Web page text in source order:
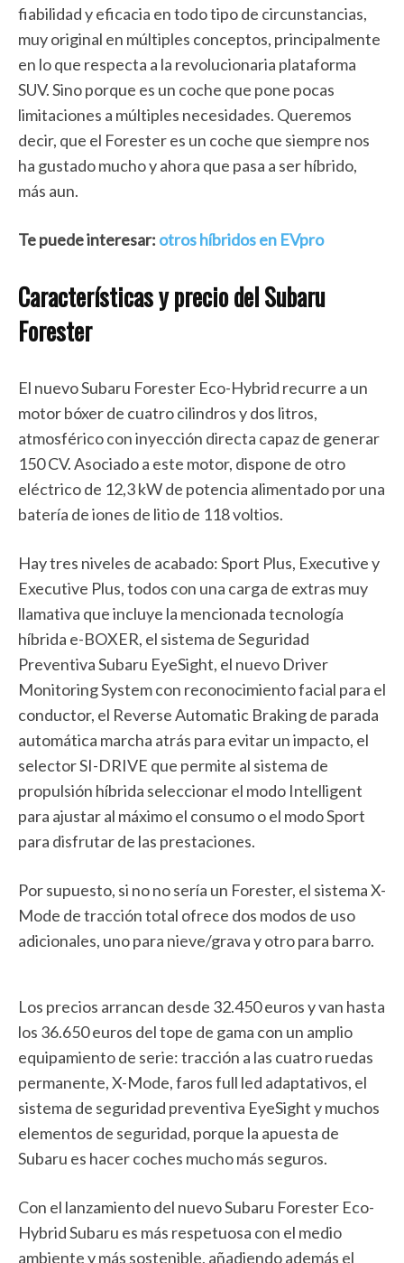
fiabilidad y eficacia en todo tipo de circunstancias,
muy original en múltiples conceptos, principalmente
en lo que respecta a la revolucionaria plataforma
SUV. Sino porque es un coche que pone pocas
limitaciones a múltiples necesidades. Queremos
decir, que el Forester es un coche que siempre nos
ha gustado mucho y ahora que pasa a ser híbrido,
más aun.
Te puede interesar: otros híbridos en EVpro
Características y precio del Subaru
Forester
El nuevo Subaru Forester Eco-Hybrid recurre a un
motor bóxer de cuatro cilindros y dos litros,
atmosférico con inyección directa capaz de generar
150 CV. Asociado a este motor, dispone de otro
eléctrico de 12,3 kW de potencia alimentado por una
batería de iones de litio de 118 voltios.
Hay tres niveles de acabado: Sport Plus, Executive y
Executive Plus, todos con una carga de extras muy
llamativa que incluye la mencionada tecnología
híbrida e-BOXER, el sistema de Seguridad
Preventiva Subaru EyeSight, el nuevo Driver
Monitoring System con reconocimiento facial para el
conductor, el Reverse Automatic Braking de parada
automática marcha atrás para evitar un impacto, el
selector SI-DRIVE que permite al sistema de
propulsión híbrida seleccionar el modo Intelligent
para ajustar al máximo el consumo o el modo Sport
para disfrutar de las prestaciones.
Por supuesto, si no no sería un Forester, el sistema X-
Mode de tracción total ofrece dos modos de uso
adicionales, uno para nieve/grava y otro para barro.
Los precios arrancan desde 32.450 euros y van hasta
los 36.650 euros del tope de gama con un amplio
equipamiento de serie: tracción a las cuatro ruedas
permanente, X-Mode, faros full led adaptativos, el
sistema de seguridad preventiva EyeSight y muchos
elementos de seguridad, porque la apuesta de
Subaru es hacer coches mucho más seguros.
Con el lanzamiento del nuevo Subaru Forester Eco-
Hybrid Subaru es más respetuosa con el medio
ambiente y más sostenible, añadiendo además el